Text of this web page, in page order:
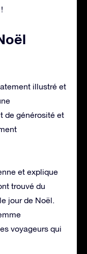
illustré et
de générosité et
et explique
trouvé du
jour de Noël.
voyageurs qui